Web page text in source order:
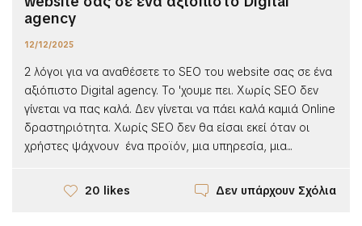
agency
12/12/2025
2 λόγοι για να αναθέσετε το SEO του website σας σε ένα
αξιόπιστο Digital agency. Το 'χουμε πει. Χωρίς SEO δεν
γίνεται να πας καλά. Δεν γίνεται να πάει καλά καμιά Online
δραστηριότητα. Χωρίς SEO δεν θα είσαι εκεί όταν οι
χρήστες ψάχνουν ένα προϊόν, μια υπηρεσία, μια...
20 likes Δεν υπάρχουν Σχόλια